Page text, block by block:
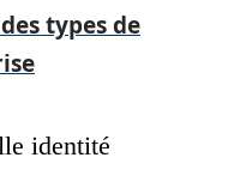
types de
identité